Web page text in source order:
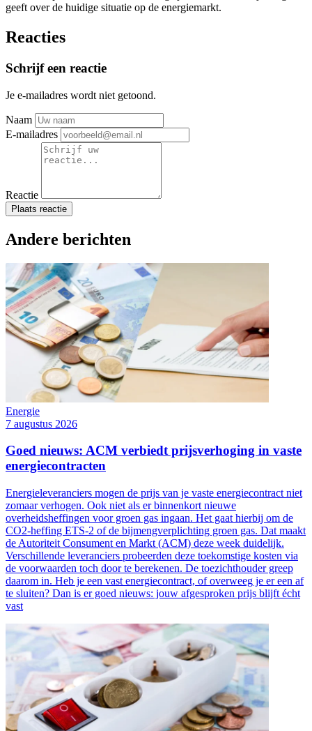
geeft over de huidige situatie op de energiemarkt.
Reacties
Schrijf een reactie
Je e-mailadres wordt niet getoond.
Naam
E-mailadres
Reactie
Plaats reactie
Andere berichten
Energie
7 augustus 2026
Goed nieuws: ACM verbiedt prijsverhoging in vaste
energiecontracten
Energieleveranciers mogen de prijs van je vaste energiecontract niet
zomaar verhogen. Ook niet als er binnenkort nieuwe
overheidsheffingen voor groen gas ingaan. Het gaat hierbij om de
CO2-heffing ETS-2 of de bijmengverplichting groen gas. Dat maakt
de Autoriteit Consument en Markt (ACM) deze week duidelijk.
Verschillende leveranciers probeerden deze toekomstige kosten via
de voorwaarden toch door te berekenen. De toezichthouder greep
daarom in. Heb je een vast energiecontract, of overweeg je er een af
te sluiten? Dan is er goed nieuws: jouw afgesproken prijs blijft écht
vast